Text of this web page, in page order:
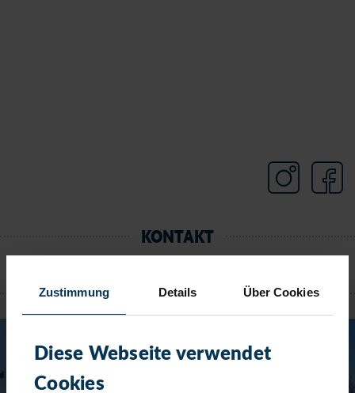
Zustimmung Details Über Cookies
Diese Webseite verwendet
Cookies
KONTAKT
TIMMENDORFER STRAND